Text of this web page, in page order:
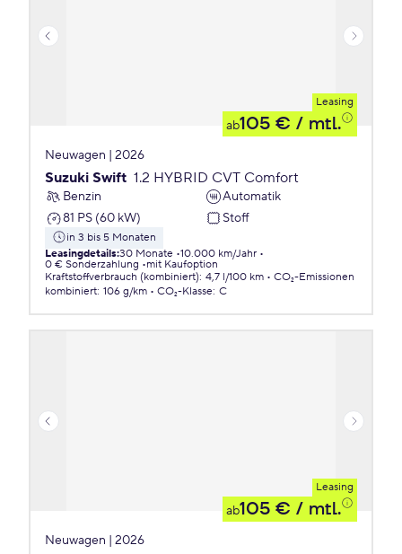
Leasing
ab105 € / mtl.
Neuwagen | 2026
Suzuki Swift 1.2 HYBRID CVT Comfort
Benzin
Automatik
81 PS (60 kW)
Stoff
in 3 bis 5 Monaten
Leasingdetails:30 Monate 10.000 km/Jahr
0 € Sonderzahlung
mit Kaufoption
Kraftstoffverbrauch (kombiniert): 4,7 l/100 km
CO₂-Emissionen
kombiniert: 106 g/km CO₂-Klasse: C
Leasing
ab105 € / mtl.
Neuwagen | 2026